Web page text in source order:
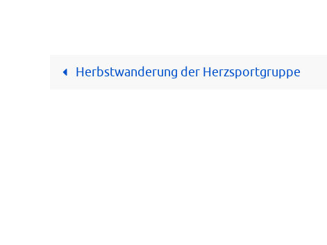
Herbstwanderung der Herzsportgruppe